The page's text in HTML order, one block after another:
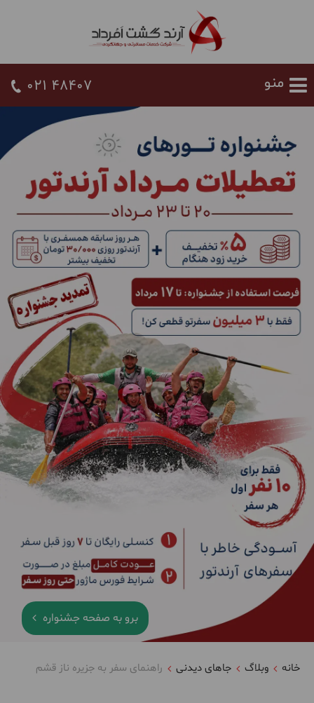
021 48407
برو به صفحه جشنواره
خانه وبلاگ جاهای دیدنی راهنمای سفر به جزیره ناز قشم